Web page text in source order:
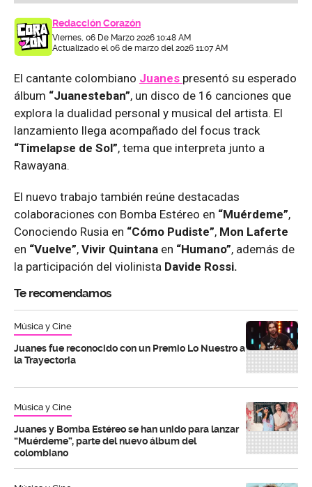
Redacción Corazón
Viernes, 06 De Marzo 2026 10:48 AM
Actualizado el 06 de marzo del 2026 11:07 AM
El cantante colombiano Juanes presentó su esperado
álbum “Juanesteban”, un disco de 16 canciones que
explora la dualidad personal y musical del artista. El
lanzamiento llega acompañado del focus track
“Timelapse de Sol”, tema que interpreta junto a
Rawayana.
El nuevo trabajo también reúne destacadas
colaboraciones con Bomba Estéreo en “Muérdeme”,
Conociendo Rusia en “Cómo Pudiste”, Mon Laferte
en “Vuelve”, Vivir Quintana en “Humano”, además de
la participación del violinista Davide Rossi.
Te recomendamos
Música y Cine
Juanes fue reconocido con un Premio Lo Nuestro a
la Trayectoria
Música y Cine
Juanes y Bomba Estéreo se han unido para lanzar
“Muérdeme”, parte del nuevo álbum del
colombiano